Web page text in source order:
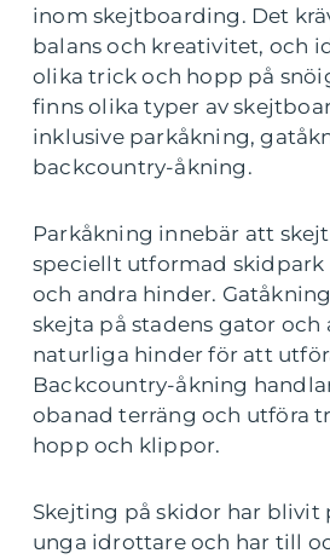
inom skejtboarding. Det
balans och kreativitet, och
olika trick och hopp på
finns olika typer av
inklusive parkåkning,
backcountry-åkning.
Parkåkning innebär att
speciellt utformad skidpark
och andra hinder.
skejta på stadens gator och
naturliga hinder för att
Backcountry-åkning
obanad terräng och utföra
hopp och klippor.
Skejting på skidor har blivit
unga idrottare och har till